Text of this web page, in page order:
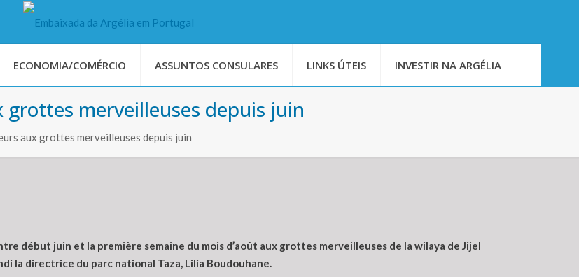
ECONOMIA/COMÉRCIO ASSUNTOS CONSULARES LINKS ÚTEIS INVESTIR NA ARGÉLIA
grottes merveilleuses depuis juin
aux grottes merveilleuses depuis juin
début juin et la première semaine du mois d’août aux grottes merveilleuses de la wilaya de Jijel
la directrice du parc national Taza, Lilia Boudouhane.